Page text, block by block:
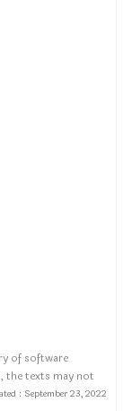
of software
the texts may not
: September 23, 2022